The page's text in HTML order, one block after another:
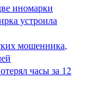
иномарки
устроила
мошенника,
часы за 12